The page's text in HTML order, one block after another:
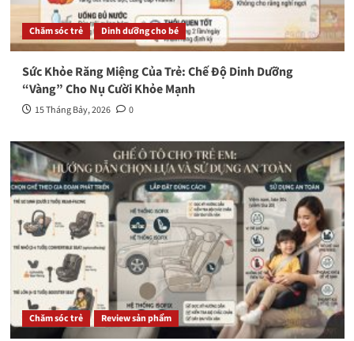
Chăm sóc trẻ Dinh dưỡng cho bé
Sức Khỏe Răng Miệng Của Trẻ: Chế Độ Dinh Dưỡng
“Vàng” Cho Nụ Cười Khỏe Mạnh
15 Tháng Bảy, 2026 0
Chăm sóc trẻ Review sản phẩm